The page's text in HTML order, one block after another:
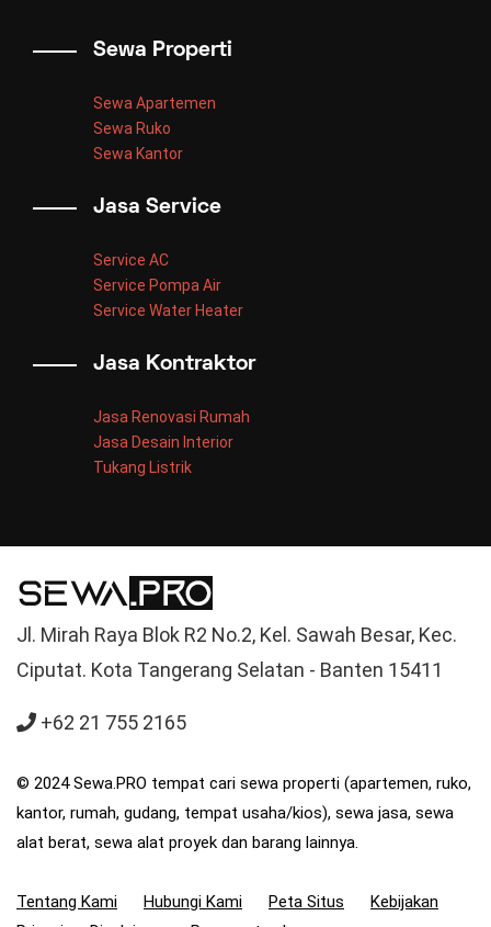
Sewa Properti
Sewa Apartemen
Sewa Ruko
Sewa Kantor
Jasa Service
Service AC
Service Pompa Air
Service Water Heater
Jasa Kontraktor
Jasa Renovasi Rumah
Jasa Desain Interior
Tukang Listrik
Jl. Mirah Raya Blok R2 No.2, Kel. Sawah Besar, Kec.
Ciputat. Kota Tangerang Selatan - Banten 15411
+62 21 755 2165
© 2024 Sewa.PRO tempat cari sewa properti (apartemen, ruko,
kantor, rumah, gudang, tempat usaha/kios), sewa jasa, sewa
alat berat, sewa alat proyek dan barang lainnya.
Tentang Kami Hubungi Kami Peta Situs
Kebijakan